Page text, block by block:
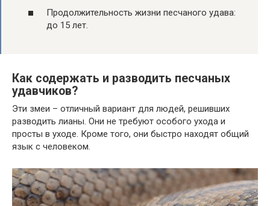
Продолжительность жизни песчаного удава:
до 15 лет.
Как содержать и разводить песчаных
удавчиков?
Эти змеи – отличный вариант для людей, решивших
разводить лианы. Они не требуют особого ухода и
просты в уходе. Кроме того, они быстро находят общий
язык с человеком.